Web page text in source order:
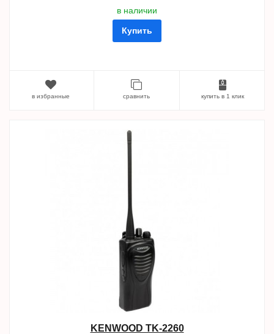
в наличии
Купить
в избранные сравнить купить в 1 клик
KENWOOD TK-2260